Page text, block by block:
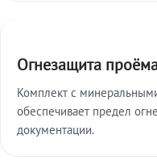
Огнезащита
Комплект с
обеспечивает предел
документации.